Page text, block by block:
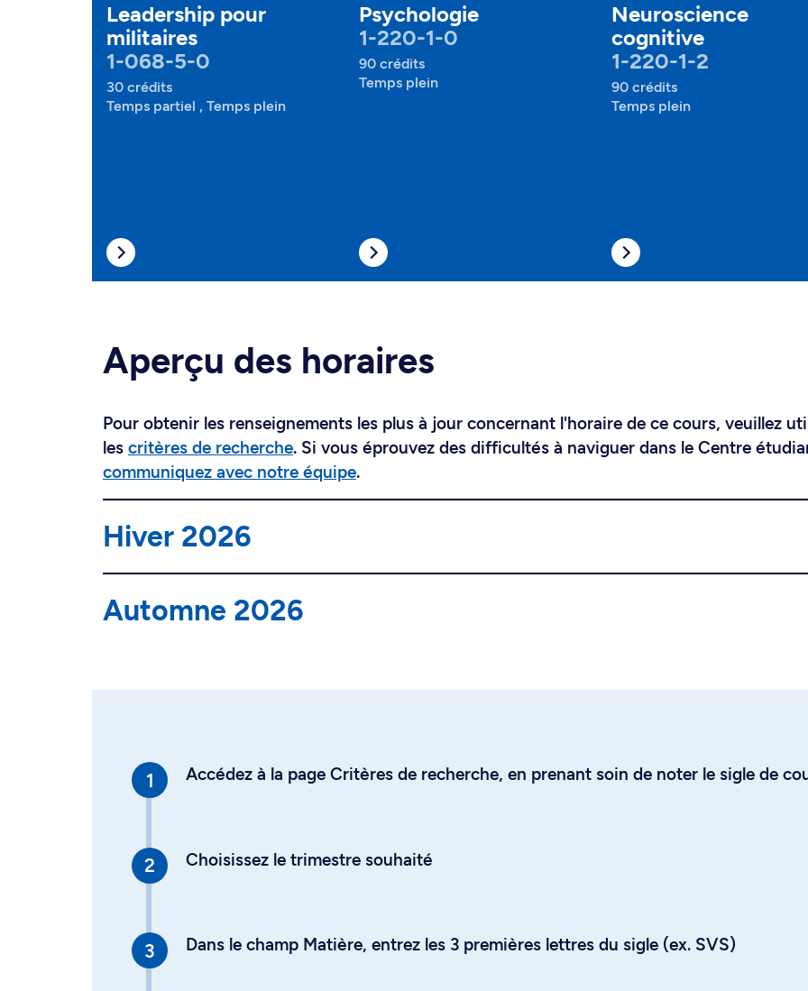
Leadership pour
militaires
1-068-5-0
30 crédits
Temps partiel , Temps plein
Psychologie
1-220-1-0
90 crédits
Temps plein
Neuroscience
cognitive
1-220-1-2
90 crédits
Temps plein
Aperçu des horaires
Pour obtenir les renseignements les plus à jour concernant l'horaire de ce cours, veuillez
les critères de recherche. Si vous éprouvez des difficultés à naviguer dans le Centre
communiquez avec notre équipe.
Hiver 2026
Automne 2026
Accédez à la page Critères de recherche, en prenant soin de noter le sigle de
Choisissez le trimestre souhaité
Dans le champ Matière, entrez les 3 premières lettres du sigle (ex. SVS)